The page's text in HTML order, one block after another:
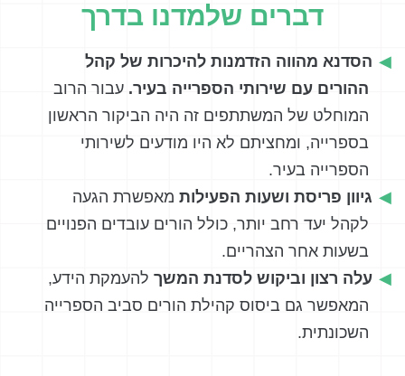
דברים שלמדנו בדרך
הסדנא מהווה הזדמנות להיכרות של קהל
ההורים עם שירותי הספרייה בעיר. עבור הרוב
המוחלט של המשתתפים זה היה הביקור הראשון
בספרייה, ומחציתם לא היו מודעים לשירותי
הספרייה בעיר.
גיוון פריסת ושעות הפעילות מאפשרת הגעה
לקהל יעד רחב יותר, כולל הורים עובדים הפנויים
בשעות אחר הצהריים.
עלה רצון וביקוש לסדנת המשך להעמקת הידע,
המאפשר גם ביסוס קהילת הורים סביב הספרייה
השכונתית.